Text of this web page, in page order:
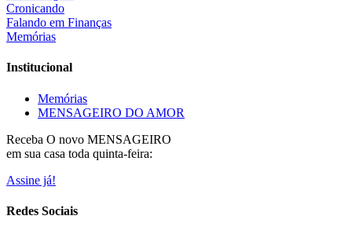
Cronicando
Falando em Finanças
Memórias
Institucional
Memórias
MENSAGEIRO DO AMOR
Receba O novo MENSAGEIRO
em sua casa toda quinta-feira:
Assine já!
Redes Sociais